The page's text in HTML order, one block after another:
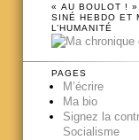
« AU BOULOT !
SINÉ HEBDO ET
L’HUMANITÉ
PAGES
M’écrire
Ma bio
Signez la
Socialisme